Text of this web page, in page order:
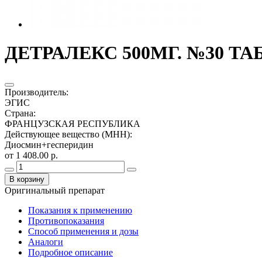
ДЕТРАЛЕКС 500МГ. №30
Производитель:
ЭГИС
Страна:
ФРАНЦУЗСКАЯ РЕСПУБЛИКА
Действующее вещество (МНН):
Диосмин+гесперидин
от 1 408.00 р.
В корзину
Оригинальный препарат
Показания к применению
Противопоказания
Способ применения и дозы
Аналоги
Подробное описание